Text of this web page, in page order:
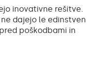
inovativne rešitve.
dajejo le edinstven
poškodbami in